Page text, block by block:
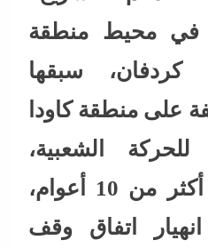
في محيط منطقة
كردفان، سبقها
على منطقة كاودا
الشعبية،
للمرة الأولى منذ أكثر من 10 أعوام،
اتفاق وقف